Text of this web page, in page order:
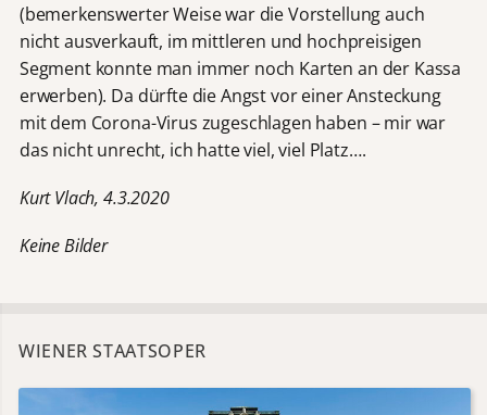
(bemerkenswerter Weise war die Vorstellung auch
nicht ausverkauft, im mittleren und hochpreisigen
Segment konnte man immer noch Karten an der Kassa
erwerben). Da dürfte die Angst vor einer Ansteckung
mit dem Corona-Virus zugeschlagen haben – mir war
das nicht unrecht, ich hatte viel, viel Platz….
Kurt Vlach, 4.3.2020
Keine Bilder
WIENER STAATSOPER